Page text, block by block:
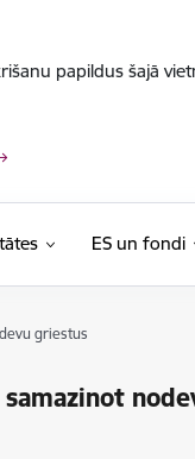
papildus šajā
ES un fondi
griestus